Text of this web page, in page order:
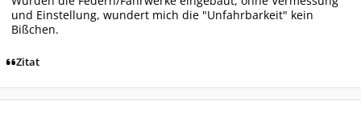
und Einstellung, wundert mich die "Unfahrbarkeit" kein
Bißchen.
Zitat